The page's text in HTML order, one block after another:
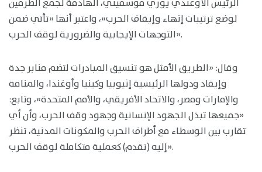
الرئيس الأوغندي يوري موسفيني، الهادفة لجمع الطرفين
لوضع ترتيبات إنهاء وإيقاف الحرب»، واعتبر أنها «تأتي ضمن
التوجهات الإيجابية والضرورية لوقف الحرب».
وقال: «الطريق الأمثل هو تنسيق المبادرات لتضم منابر جدة
وإيقاد ودولها الرئيسية إثيوبيا وكينيا وأوغندا، والمنامة
والإمارات ومصر، والاتحاد الأفريقي، والأمم المتحدة»، وتابع:
«جميعها تبذل الجهود الإنسانية وجهود وقف الحرب، وأن أي
تقارب بين الوسطاء مع أطراف الحرب والمكونات المدنية، تنظر
إليه (تقدم) كعملية متكاملة لوقف الحرب».